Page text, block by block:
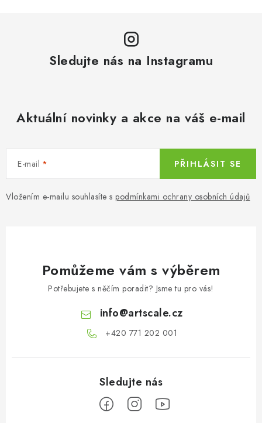
Sledujte nás na Instagramu
Aktuální novinky a akce na váš e-mail
E-mail
Vložením e-mailu souhlasíte s podmínkami ochrany osobních údajů
PŘIHLÁSIT SE
Pomůžeme vám s výběrem
Potřebujete s něčím poradit? Jsme tu pro vás!
info@artscale.cz
+420 771 202 001​